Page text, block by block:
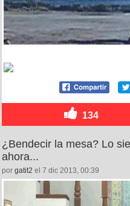
134
¿Bendecir la mesa? Lo
ahora...
por gatit2 el 7 dic 2013, 00:39